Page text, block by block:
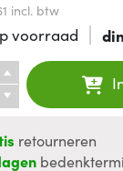
incl. btw
voorraad
retourneren